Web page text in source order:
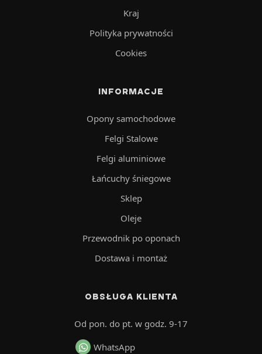
Kraj
Polityka prywatności
Cookies
INFORMACJE
Opony samochodowe
Felgi Stalowe
Felgi aluminiowe
Łańcuchy śniegowe
Sklep
Oleje
Przewodnik po oponach
Dostawa i montaż
OBSŁUGA KLIENTA
Od pon. do pt. w godz. 9-17
WhatsApp